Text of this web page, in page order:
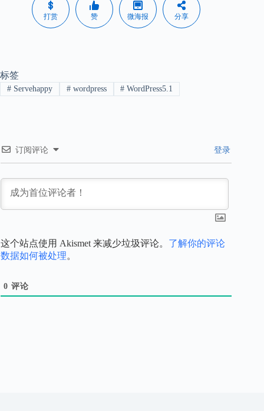
打赏 赞 微海报 分享
标签
#Servehappy #wordpress # WordPress5.1
订阅评论 登录
这个站点使用 Akismet 来减少垃圾评论。 了解你的评论
数据如何被处理。
0 评论